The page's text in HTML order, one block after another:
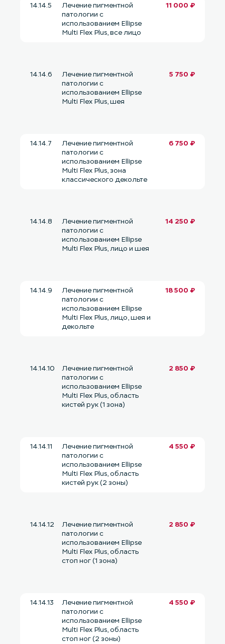
14.14.5
Лечение пигментной
патологии с
использованием Ellipse
Multi Flex Plus, все лицо
11 000 ₽
14.14.6
Лечение пигментной
патологии с
использованием Ellipse
Multi Flex Plus, шея
5 750 ₽
14.14.7
Лечение пигментной
патологии с
использованием Ellipse
Multi Flex Plus, зона
классического декольте
6 750 ₽
14.14.8
Лечение пигментной
патологии с
использованием Ellipse
Multi Flex Plus, лицо и шея
14 250 ₽
14.14.9
Лечение пигментной
патологии с
использованием Ellipse
Multi Flex Plus, лицо, шея и
декольте
18 500 ₽
14.14.10
Лечение пигментной
патологии с
использованием Ellipse
Multi Flex Plus, область
кистей рук (1 зона)
2 850 ₽
14.14.11
Лечение пигментной
патологии с
использованием Ellipse
Multi Flex Plus, область
кистей рук (2 зоны)
4 550 ₽
14.14.12
Лечение пигментной
патологии с
использованием Ellipse
Multi Flex Plus, область
стоп ног (1 зона)
2 850 ₽
14.14.13
Лечение пигментной
патологии с
использованием Ellipse
Multi Flex Plus, область
стоп ног (2 зоны)
4 550 ₽